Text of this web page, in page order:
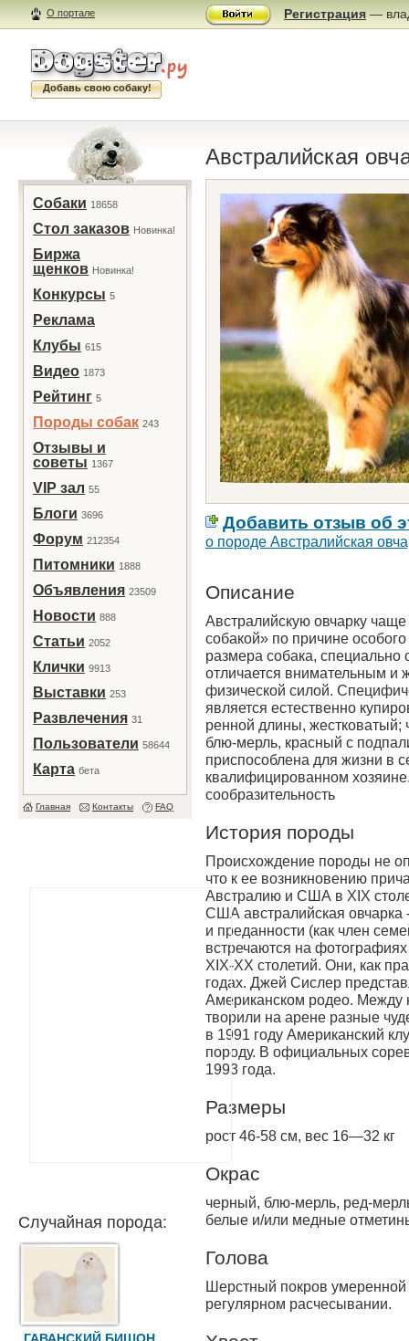
О портале Регистрация —
Добавь свою собаку!
Собаки 18658
Стол заказов Новинка!
Биржа
щенков Новинка!
Конкурсы 5
Реклама
Клубы 615
Видео 1873
Рейтинг 5
Породы собак 243
Отзывы и
советы 1367
VIP зал 55
Блоги 3696
Форум 212354
Питомники 1888
Объявления 23509
Новости 888
Статьи 2052
Клички 9913
Выставки 253
Развлечения 31
Пользователи 58644
Карта бета
Главная Контакты FAQ
Случайная порода:
Австралийская
Добавить отзыв об
о породе Австралийская
Описание
Австралийскую овчарку
собакой» по причине
размера собака,
отличается вни­мательным и
физической силой.
является естественно
ренной длины, жестковатый;
блю-мерль, красный с
приспо­соблена для жизни в
квалифицированном
сообразительность
История породы
Происхождение породы не
что к ее возникновению
Австралию и США в XIX
США австралийская ов­чарка
и преданности (как член
встречаются на
XIX-XX столе­тий. Они, как
годах. Джей Сислер
Американском родео. Между
творили на арене раз­ные
в 1991 году Американский
породу. В официальных
1993 года.
Размеры
рост 46-58 см, вес 16—32 кг
Окрас
черный, блю-мерль, ред-
белые и/или медные
Голова
Шерстный покров
регулярном расчесывании.